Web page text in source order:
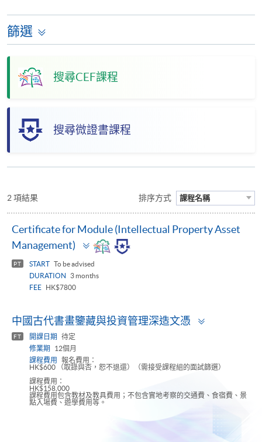
篩選
搜尋CEF課程
搜尋微證書課程
2 項結果 排序方式 課程名稱
Certificate for Module (Intellectual Property Asset
Management)
Toggle
panel
PT START To be advised
DURATION
3 months
FEE
HK$7800
中國古代書畫鑒藏與投資管理深造文憑
FT 開課日期
待定
修業期
12個月
課程費用
報名費用：
HK$600 （取錄與否，恕不退還）（需接受課程組的面試篩選）
課程費用：
HK$158,000
課程費用包含教材及教具費用；不包含實地考察的交通費、食宿費、景
點入場費、遊學費用等。